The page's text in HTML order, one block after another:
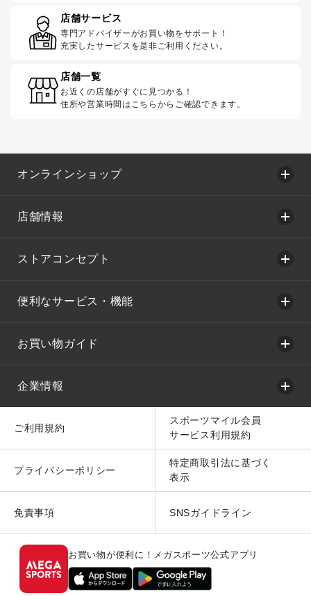
店舗サービス
専門アドバイザーがお買い物をサポート！
充実したサービスを是非ご利用ください。
店舗一覧
お近くの店舗がすぐに見つかる！
住所や営業時間はこちらからご確認できます。
オンラインショップ
店舗情報
ストアコンセプト
便利なサービス・機能
お買い物ガイド
企業情報
ご利用規約
スポーツマイル会員
サービス利用規約
プライバシーポリシー
特定商取引法に基づく
表示
免責事項 SNSガイドライン
お買い物が便利に！メガスポーツ公式アプリ